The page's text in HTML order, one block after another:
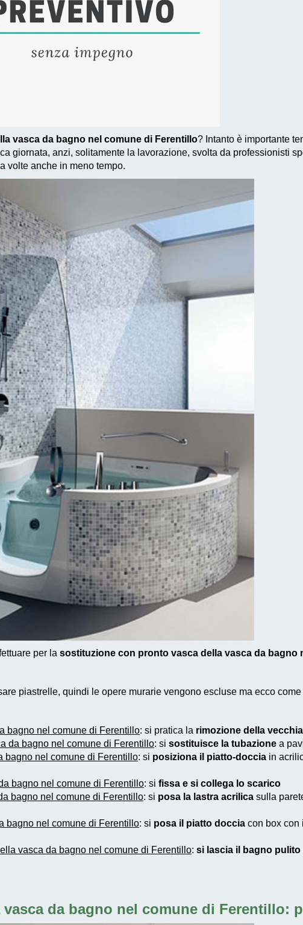
vasca da bagno nel comune di Ferentillo? Intanto è importante
giornata, anzi, solitamente la lavorazione, svolta da professionisti
volte anche in meno tempo.
per la sostituzione con pronto vasca della vasca da bagno
piastrelle, quindi le opere murarie vengono escluse ma ecco
bagno nel comune di Ferentillo: si pratica la rimozione della
da bagno nel comune di Ferentillo: si sostituisce la tubazione a
bagno nel comune di Ferentillo: si posiziona il piatto-doccia in
bagno nel comune di Ferentillo: si fissa e si collega lo scarico
bagno nel comune di Ferentillo: si posa la lastra acrilica sulla
bagno nel comune di Ferentillo: si posa il piatto doccia con box con
vasca da bagno nel comune di Ferentillo: si lascia il bagno pulito
da bagno nel comune di Ferentillo: